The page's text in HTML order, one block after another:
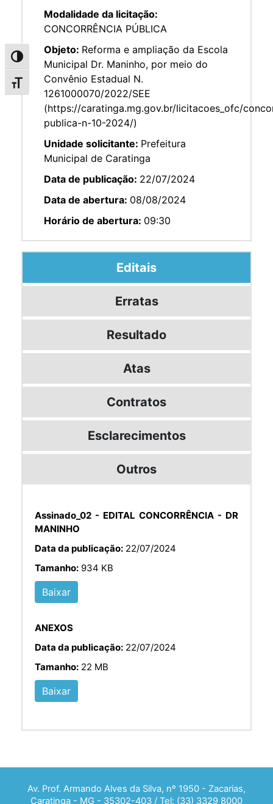
Alternar alto contraste
Alternar tamanho da fonte
Modalidade da licitação:
CONCORRÊNCIA PÚBLICA
Objeto: Reforma e ampliação da Escola
Municipal Dr. Maninho, por meio do
Convênio Estadual N.
1261000070/2022/SEE
(https://caratinga.mg.gov.br/licitacoes_ofc/
publica-n-10-2024/)
Unidade solicitante: Prefeitura
Municipal de Caratinga
Data de publicação: 22/07/2024
Data de abertura: 08/08/2024
Horário de abertura: 09:30
Editais
Erratas
Resultado
Atas
Contratos
Esclarecimentos
Outros
Assinado_02 - EDITAL CONCORRÊNCIA - DR
MANINHO
Data da publicação: 22/07/2024
Tamanho: 934 KB
Baixar
ANEXOS
Data da publicação: 22/07/2024
Tamanho: 22 MB
Baixar
Av. Prof. Armando Alves da Silva, nº 1950 - Zacarias,
Caratinga - MG - 35302-403 / Tel: (33) 3329 8000